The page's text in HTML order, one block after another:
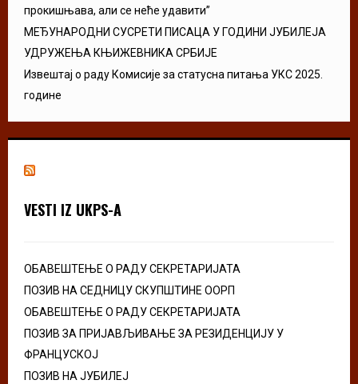
прокишњава, али се неће удавити”
МЕЂУНАРОДНИ СУСРЕТИ ПИСАЦА У ГОДИНИ ЈУБИЛЕЈА
УДРУЖЕЊА КЊИЖЕВНИКА СРБИЈЕ
Извештај о раду Комисије за статусна питања УКС 2025.
године
VESTI IZ UKPS-A
ОБАВЕШТЕЊЕ О РАДУ СЕКРЕТАРИЈАТА
ПОЗИВ НА СЕДНИЦУ СКУПШТИНЕ ООРП
ОБАВЕШТЕЊЕ О РАДУ СЕКРЕТАРИЈАТА
ПОЗИВ ЗА ПРИЈАВЉИВАЊЕ ЗА РЕЗИДЕНЦИЈУ У
ФРАНЦУСКОЈ
ПОЗИВ НА ЈУБИЛЕЈ